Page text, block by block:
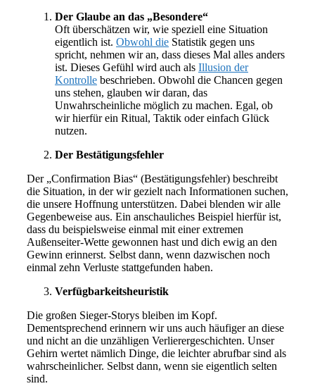
Der Glaube an das „Besondere“
Oft überschätzen wir, wie speziell eine Situation
eigentlich ist. Obwohl die Statistik gegen uns
spricht, nehmen wir an, dass dieses Mal alles anders
ist. Dieses Gefühl wird auch als Illusion der
Kontrolle beschrieben. Obwohl die Chancen gegen
uns stehen, glauben wir daran, das
Unwahrscheinliche möglich zu machen. Egal, ob
wir hierfür ein Ritual, Taktik oder einfach Glück
nutzen.
Der Bestätigungsfehler
Der „Confirmation Bias“ (Bestätigungsfehler) beschreibt
die Situation, in der wir gezielt nach Informationen suchen,
die unsere Hoffnung unterstützen. Dabei blenden wir alle
Gegenbeweise aus. Ein anschauliches Beispiel hierfür ist,
dass du beispielsweise einmal mit einer extremen
Außenseiter-Wette gewonnen hast und dich ewig an den
Gewinn erinnerst. Selbst dann, wenn dazwischen noch
einmal zehn Verluste stattgefunden haben.
Verfügbarkeitsheuristik
Die großen Sieger-Storys bleiben im Kopf.
Dementsprechend erinnern wir uns auch häufiger an diese
und nicht an die unzähligen Verlierergeschichten. Unser
Gehirn wertet nämlich Dinge, die leichter abrufbar sind als
wahrscheinlicher. Selbst dann, wenn sie eigentlich selten
sind.